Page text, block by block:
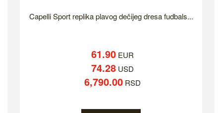
Capelli Sport replika plavog dečijeg dresa fudbals...
61.90EUR
74.28USD
6,790.00RSD